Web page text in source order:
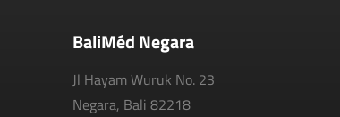
BaliMéd Negara
Jl Hayam Wuruk No. 23
Negara, Bali 82218